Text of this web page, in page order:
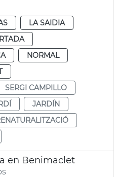
LA SAIDIA
NORMAL
SERGI CAMPILLO
JARDÍN
en Benimaclet